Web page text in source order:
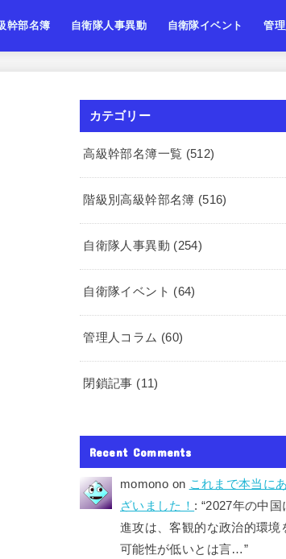
幹部名簿 自衛隊人事異動 自衛隊イベント 管
カテゴリー
高級幹部名簿一覧 (512)
階級別高級幹部名簿 (516)
自衛隊人事異動 (254)
自衛隊イベント (64)
管理人コラム (60)
閉鎖記事 (11)
Recent Comments
momono on これまで本当に
ざいました！ : “2027年の中国
進攻は、客観的な政治的環境
可能性が低いとは言…”